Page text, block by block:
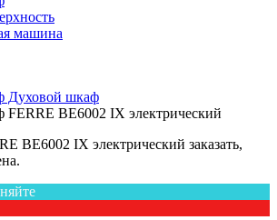
машина
Духовой шкаф
FERRE BE6002 IX электрический
BE6002 IX электрический заказать,